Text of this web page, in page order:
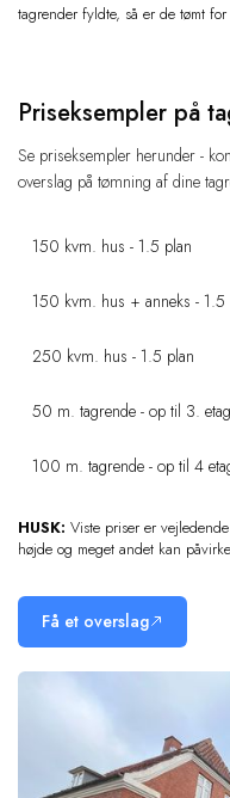
tagrender fyldte, så er de tømt for
Priseksempler på
Se priseksempler herunder -
overslag på tømning af dine
150 kvm. hus - 1.5 plan
150 kvm. hus + anneks - 1.5
250 kvm. hus - 1.5 plan
50 m. tagrende - op til 3.
100 m. tagrende - op til 4
HUSK: Viste priser er
højde og meget andet kan
Få et overslag